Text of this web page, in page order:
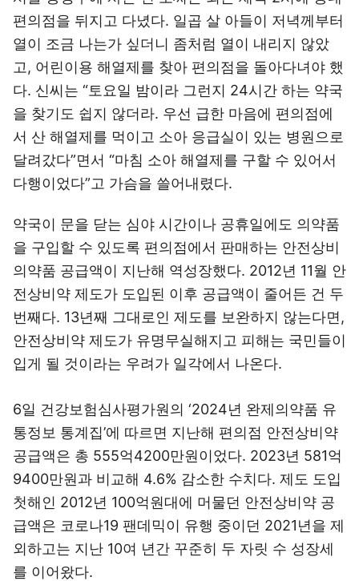
편의점을 뒤지고 다녔다. 일곱 살 아들이 저녁께부터
열이 조금 나는가 싶더니 좀처럼 열이 내리지 않았
고, 어린이용 해열제를 찾아 편의점을 돌아다녀야 했
다. 신씨는 “토요일 밤이라 그런지 24시간 하는 약국
을 찾기도 쉽지 않더라. 우선 급한 마음에 편의점에
서 산 해열제를 먹이고 소아 응급실이 있는 병원으로
달려갔다”면서 “마침 소아 해열제를 구할 수 있어서
다행이었다”고 가슴을 쓸어내렸다.
약국이 문을 닫는 심야 시간이나 공휴일에도 의약품
을 구입할 수 있도록 편의점에서 판매하는 안전상비
의약품 공급액이 지난해 역성장했다. 2012년 11월 안
전상비약 제도가 도입된 이후 공급액이 줄어든 건 두
번째다. 13년째 그대로인 제도를 보완하지 않는다면,
안전상비약 제도가 유명무실해지고 피해는 국민들이
입게 될 것이라는 우려가 일각에서 나온다.
6일 건강보험심사평가원의 ‘2024년 완제의약품 유
통정보 통계집’에 따르면 지난해 편의점 안전상비약
공급액은 총 555억4200만원이었다. 2023년 581억
9400만원과 비교해 4.6% 감소한 수치다. 제도 도입
첫해인 2012년 100억원대에 머물던 안전상비약 공
급액은 코로나19 팬데믹이 유행 중이던 2021년을 제
외하고는 지난 10여 년간 꾸준히 두 자릿 수 성장세
를 이어왔다.